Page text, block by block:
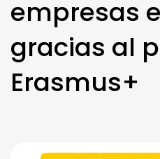
empresas
gracias al
Erasmus+